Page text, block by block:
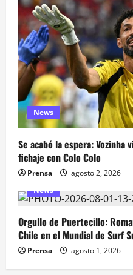
News
Se acabó la espera: Vozinha
fichaje con Colo Colo
Prensa
agosto 2, 2026
News
Orgullo de Puertecillo:
Chile en el Mundial de Surf
Prensa agosto 1, 2026